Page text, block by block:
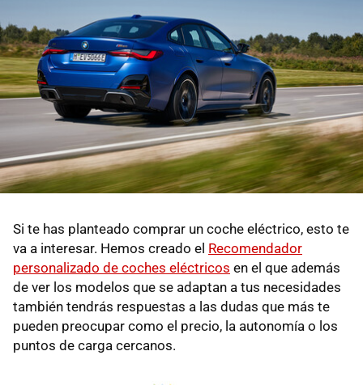
Si te has planteado comprar un coche eléctrico, esto te
va a interesar. Hemos creado el Recomendador
personalizado de coches eléctricos en el que además
de ver los modelos que se adaptan a tus necesidades
también tendrás respuestas a las dudas que más te
pueden preocupar como el precio, la autonomía o los
puntos de carga cercanos.